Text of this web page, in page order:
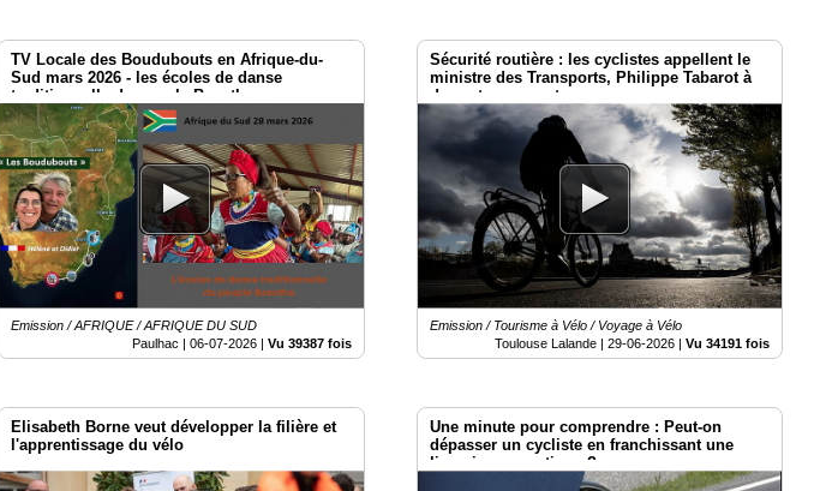
TV Locale des Boudubouts en Afrique-du-
Sud mars 2026 - les écoles de danse
traditionnelle du peuple Basotho
Emission / AFRIQUE / AFRIQUE DU SUD
Paulhac | 06-07-2026| Vu 39387 fois
Sécurité routière : les cyclistes appellent le
ministre des Transports, Philippe Tabarot à
des actes concrets
Emission / Tourisme à Vélo / Voyage à Vélo
Toulouse Lalande |29-06-2026 |Vu 34191 fois
Elisabeth Borne veut développer la filière et
l'apprentissage du vélo
Une minute pour comprendre : Peut-on
dépasser un cycliste en franchissant une
ligne jaune continue ?